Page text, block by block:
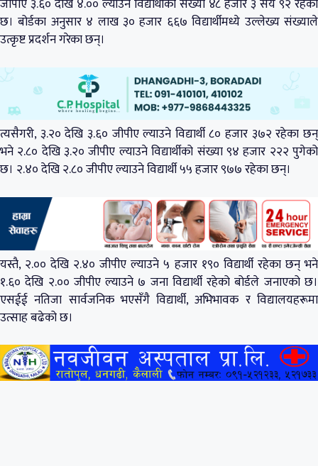
जीपीए ३.६० देखि ४.०० ल्याउने विद्यार्थीको संख्या ४८ हजार ३ सय ९२ रहेको
छ। बोर्डका अनुसार ४ लाख ३० हजार ६६७ विद्यार्थीमध्ये उल्लेख्य संख्याले
उत्कृष्ट प्रदर्शन गरेका छन्।
त्यसैगरी, ३.२० देखि ३.६० जीपीए ल्याउने विद्यार्थी ८० हजार ३७२ रहेका छन्
भने २.८० देखि ३.२० जीपीए ल्याउने विद्यार्थीको संख्या ९४ हजार २२२ पुगेको
छ। २.४० देखि २.८० जीपीए ल्याउने विद्यार्थी ५५ हजार ९७७ रहेका छन्।
यस्तै, २.०० देखि २.४० जीपीए ल्याउने ५ हजार १९० विद्यार्थी रहेका छन् भने
१.६० देखि २.०० जीपीए ल्याउने ७ जना विद्यार्थी रहेको बोर्डले जनाएको छ।
एसईई नतिजा सार्वजनिक भएसँगै विद्यार्थी, अभिभावक र विद्यालयहरूमा
उत्साह बढेको छ।